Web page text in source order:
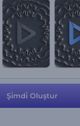
ile hedef kitleniz üzerinde
Şi̇mdi̇ Oluştur